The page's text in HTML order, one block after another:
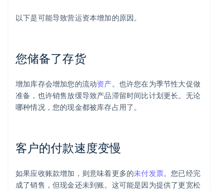
以下是可能导致营运资本增加的原因。
您储备了存货
增加库存会增加您的流动资产。也许您在为季节性大促做
准备，也许销售放缓导致产品滞留时间比计划更长。无论
哪种情况，您的现金都被库存占用了。
客户的付款速度变慢
如果应收账款增加，则意味着更多的未付发票。您已经完
成了销售，但现金还未到账。这可能是因为提供了更宽松